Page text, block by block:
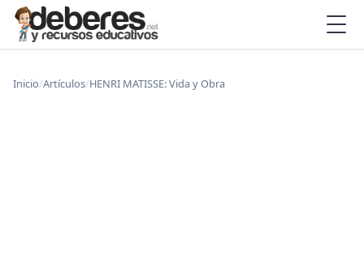
Inicio/Artículos/HENRI MATISSE: Vida y Obra